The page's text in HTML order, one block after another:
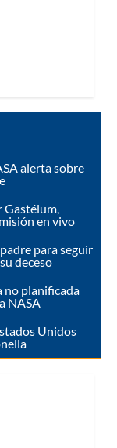
alerta sobre
Gastélum,
en vivo
para seguir
deceso
no planificada
NASA
Unidos